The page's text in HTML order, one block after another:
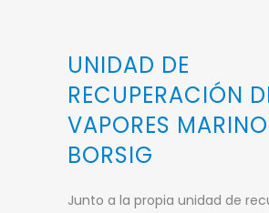
UNIDAD DE
RECUPERACIÓN
VAPORES
BORSIG
Junto a la propia unidad de